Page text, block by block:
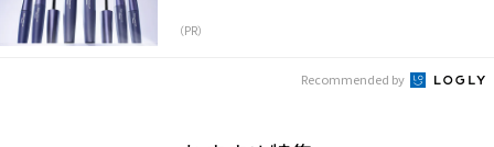
（PR）
Recommended by